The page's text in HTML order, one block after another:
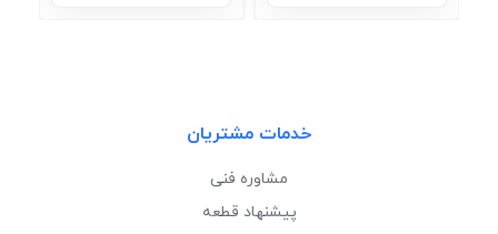
خدمات مشتریان
مشاوره فنی
پیشنهاد قطعه